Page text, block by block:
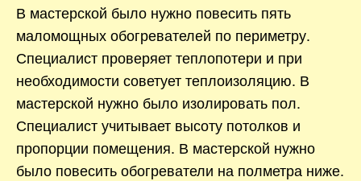
В мастерской было нужно повесить пять
маломощных обогревателей по периметру.
Специалист проверяет теплопотери и при
необходимости советует теплоизоляцию. В
мастерской нужно было изолировать пол.
Специалист учитывает высоту потолков и
пропорции помещения. В мастерской нужно
было повесить обогреватели на полметра ниже.